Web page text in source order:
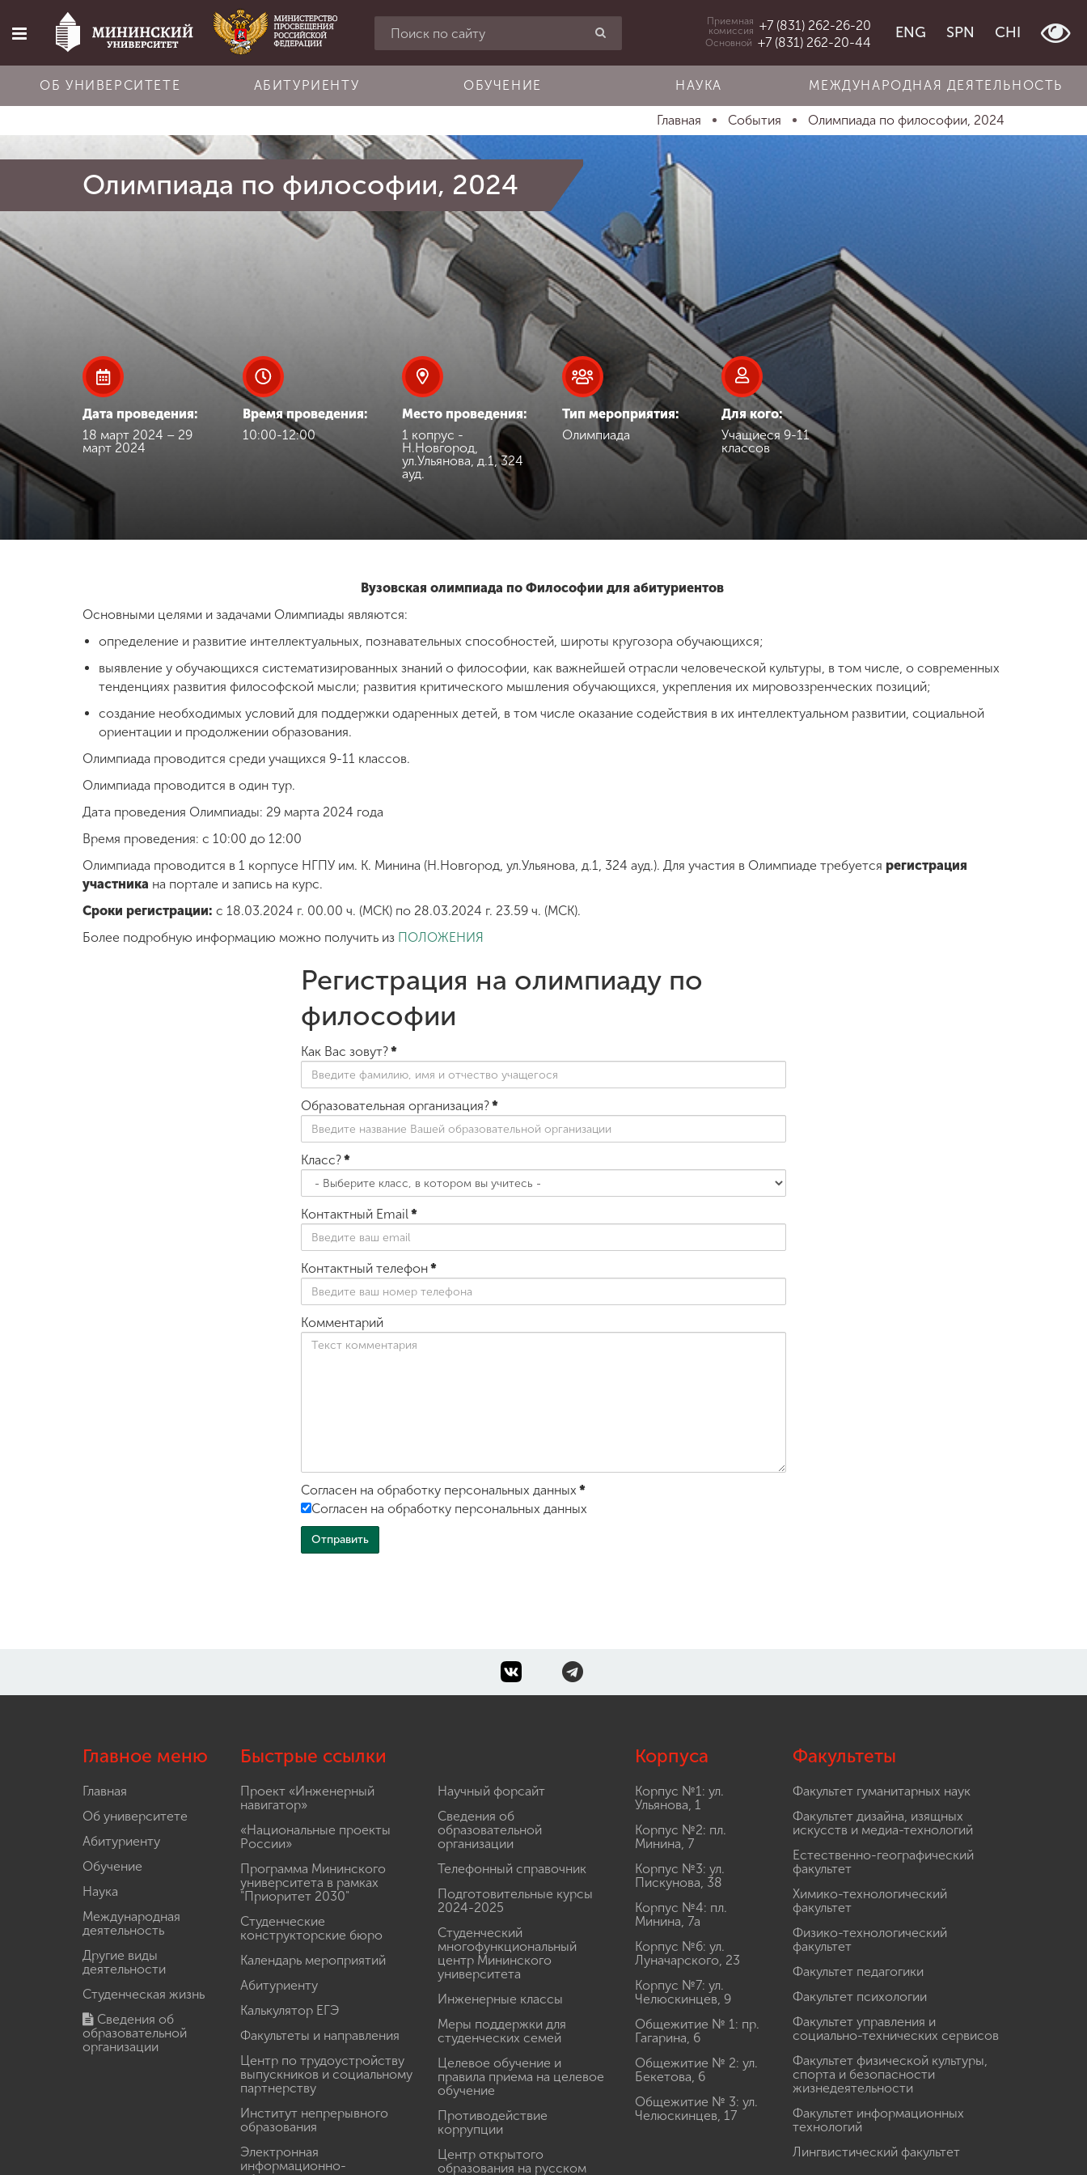
Главная
Об университете
Обучение
Международная
деятельность
Другие виды
деятельности
жизнь
образовательной
организации
комиссия
+7 (831) 262-26-20
Приемная
комиссия +7 (831) 262-26-20
Основной +7 (831) 262-20-44
ENG SPN CHI
ОБ УНИВЕРСИТЕТЕ АБИТУРИЕНТУ ОБУЧЕНИЕ НАУКА МЕЖДУНАРОДНАЯ ДЕЯТЕЛЬНОСТЬ
Главная События Олимпиада по философии, 2024
Олимпиада по философии, 2024
Дата проведения:
18 март 2024 – 29
март 2024
Время проведения:
10:00-12:00
Место проведения:
1 копрус -
Н.Новгород,
ул.Ульянова, д.1, 324
ауд.
Тип мероприятия:
Олимпиада
Для кого:
Учащиеся 9-11
классов
Вузовская олимпиада по Философии для абитуриентов
Основными целями и задачами Олимпиады являются:
определение и развитие интеллектуальных, познавательных способностей, широты кругозора обучающихся;
выявление у обучающихся систематизированных знаний о философии, как важнейшей отрасли человеческой культуры, в том числе, о современных
тенденциях развития философской мысли; развития критического мышления обучающихся, укрепления их мировоззренческих позиций;
создание необходимых условий для поддержки одаренных детей, в том числе оказание содействия в их интеллектуальном развитии, социальной
ориентации и продолжении образования.
Олимпиада проводится среди учащихся 9-11 классов.
Олимпиада проводится в один тур.
Дата проведения Олимпиады: 29 марта 2024 года
Время проведения: с 10:00 до 12:00
Олимпиада проводится в 1 корпусе НГПУ им. К. Минина (Н.Новгород, ул.Ульянова, д.1, 324 ауд.). Для участия в Олимпиаде требуется регистрация
участника на портале и запись на курс.
Сроки регистрации: с 18.03.2024 г. 00.00 ч. (МСК) по 28.03.2024 г. 23.59 ч. (МСК).
Более подробную информацию можно получить из ПОЛОЖЕНИЯ
Регистрация на олимпиаду по
философии
Как Вас зовут?*
Образовательная организация?*
Класс?*
Контактный Email*
Контактный телефон*
Комментарий
Согласен на обработку персональных данных *
Согласен на обработку персональных данных
Главное меню
Главная
Об университете
Абитуриенту
Обучение
Наука
Международная
деятельность
Другие виды
деятельности
Студенческая жизнь
Сведения об
образовательной
организации
Быстрые ссылки
Проект «Инженерный
навигатор»
«Национальные проекты
России»
Программа Мининского
университета в рамках
"Приоритет 2030"
Студенческие
конструкторские бюро
Календарь мероприятий
Абитуриенту
Калькулятор ЕГЭ
Факультеты и направления
Центр по трудоустройству
выпускников и социальному
партнерству
Институт непрерывного
образования
Электронная
информационно-
Научный форсайт
Сведения об
образовательной
организации
Телефонный справочник
Подготовительные курсы
2024-2025
Студенческий
многофункциональный
центр Мининского
университета
Инженерные классы
Меры поддержки для
студенческих семей
Целевое обучение и
правила приема на целевое
обучение
Противодействие
коррупции
Центр открытого
образования на русском
Корпуса
Корпус №1: ул.
Ульянова, 1
Корпус №2: пл.
Минина, 7
Корпус №3: ул.
Пискунова, 38
Корпус №4: пл.
Минина, 7а
Корпус №6: ул.
Луначарского, 23
Корпус №7: ул.
Челюскинцев, 9
Общежитие № 1: пр.
Гагарина, 6
Общежитие № 2: ул.
Бекетова, 6
Общежитие № 3: ул.
Челюскинцев, 17
Факультеты
Факультет гуманитарных наук
Факультет дизайна, изящных
искусств и медиа-технологий
Естественно-географический
факультет
Химико-технологический
факультет
Физико-технологический
факультет
Факультет педагогики
Факультет психологии
Факультет управления и
социально-технических сервисов
Факультет физической культуры,
спорта и безопасности
жизнедеятельности
Факультет информационных
технологий
Лингвистический факультет